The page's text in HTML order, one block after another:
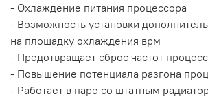
- Охлаждение питания процессора
- Возможность установки
на площадку охлаждения врм
- Предотвращает сброс частот
- Повышение потенциала разгона
- Работает в паре со штатным